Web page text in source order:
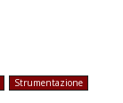
Strumentazione